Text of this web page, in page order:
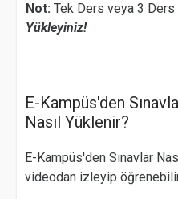
Not: Tek Ders veya 3 Ders
Yükleyiniz!
E-Kampüs'den
Nasıl Yüklenir?
E-Kampüs'den Sınavlar
videodan izleyip